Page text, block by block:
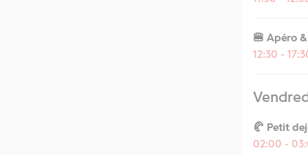
🍔 Apéro
12:30 -
🥐 Petit
02:00 -